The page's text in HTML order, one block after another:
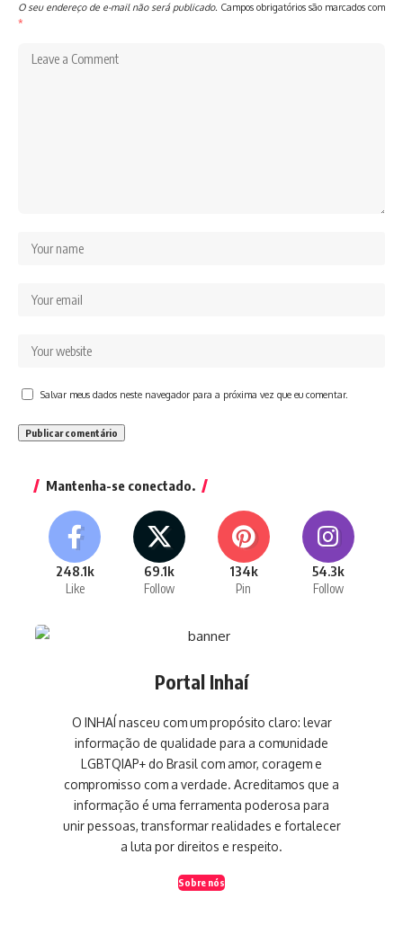
O seu endereço de e-mail não será publicado. Campos obrigatórios são marcados com
*
Salvar meus dados neste navegador para a próxima vez que eu comentar.
Mantenha-se conectado.
248.1k
Like
69.1k
Follow
134k
Pin
54.3k
Follow
Portal Inhaí
O INHAÍ nasceu com um propósito claro: levar
informação de qualidade para a comunidade
LGBTQIAP+ do Brasil com amor, coragem e
compromisso com a verdade. Acreditamos que a
informação é uma ferramenta poderosa para
unir pessoas, transformar realidades e fortalecer
a luta por direitos e respeito.
Sobre nós